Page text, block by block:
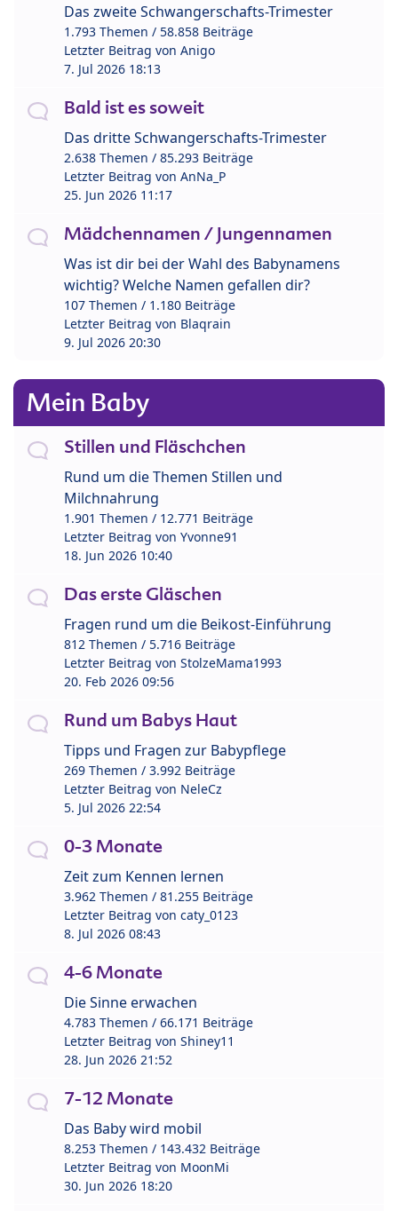
Das zweite Schwangerschafts-Trimester
1.793 Themen / 58.858 Beiträge
Letzter Beitrag von Anigo
7. Jul 2026 18:13
Bald ist es soweit
Das dritte Schwangerschafts-Trimester
2.638 Themen / 85.293 Beiträge
Letzter Beitrag von AnNa_P
25. Jun 2026 11:17
Mädchennamen / Jungennamen
Was ist dir bei der Wahl des Babynamens
wichtig? Welche Namen gefallen dir?
107 Themen / 1.180 Beiträge
Letzter Beitrag von Blaqrain
9. Jul 2026 20:30
Mein Baby
Stillen und Fläschchen
Rund um die Themen Stillen und
Milchnahrung
1.901 Themen / 12.771 Beiträge
Letzter Beitrag von Yvonne91
18. Jun 2026 10:40
Das erste Gläschen
Fragen rund um die Beikost-Einführung
812 Themen / 5.716 Beiträge
Letzter Beitrag von StolzeMama1993
20. Feb 2026 09:56
Rund um Babys Haut
Tipps und Fragen zur Babypflege
269 Themen / 3.992 Beiträge
Letzter Beitrag von NeleCz
5. Jul 2026 22:54
0-3 Monate
Zeit zum Kennen lernen
3.962 Themen / 81.255 Beiträge
Letzter Beitrag von caty_0123
8. Jul 2026 08:43
4-6 Monate
Die Sinne erwachen
4.783 Themen / 66.171 Beiträge
Letzter Beitrag von Shiney11
28. Jun 2026 21:52
7-12 Monate
Das Baby wird mobil
8.253 Themen / 143.432 Beiträge
Letzter Beitrag von MoonMi
30. Jun 2026 18:20